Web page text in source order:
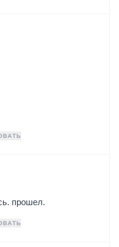
прошел.